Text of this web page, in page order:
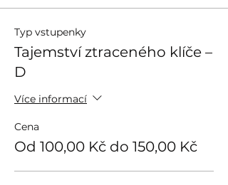
Typ vstupenky
Tajemství ztraceného klíče –
D
Více informací
Cena
Od 100,00 Kč do 150,00 Kč